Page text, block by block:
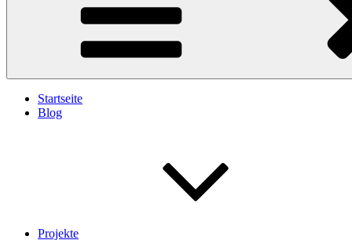
Startseite
Blog
Projekte